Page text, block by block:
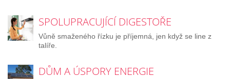
SPOLUPRACUJÍCÍ DIGESTOŘE
Vůně smaženého řízku je příjemná, jen když se line z
talíře.
DŮM A ÚSPORY ENERGIE